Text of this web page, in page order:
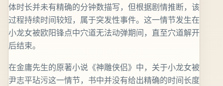
体时长并未有精确的分钟数描写，但根据剧情推断，该
过程持续时间较短，属于突发性事件。这一情节发生在
小龙女被欧阳锋点中穴道无法动弹期间，直至穴道解开
后结束。
在金庸先生的原著小说《神雕侠侣》中，关于小龙女被
尹志平玷污这一情节，书中并没有给出精确的时间长度